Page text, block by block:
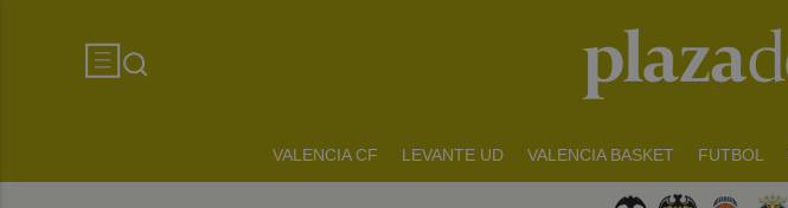
VALENCIA CF LEVANTE UD VALENCIA BASKET FUTBOL